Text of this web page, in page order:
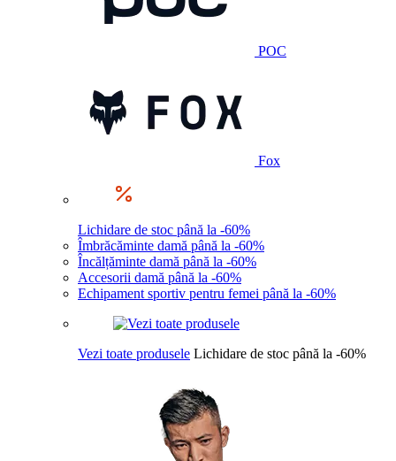
POC
Fox
Lichidare de stoc până la -60%
Îmbrăcăminte damă până la -60%
Încălțăminte damă până la -60%
Accesorii damă până la -60%
Echipament sportiv pentru femei până la -60%
Vezi toate produsele Lichidare de stoc până la -60%